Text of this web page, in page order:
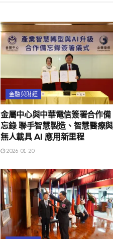
金融與財經
金屬中心與中華電信簽署合作備
忘錄 聯手智慧製造、智慧醫療與
無人載具 AI 應用新里程
2026-01-20